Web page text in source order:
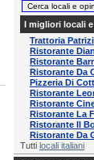
I migliori locali
Trattoria
Ristorante
Ristorante
Ristorante Da
Pizzeria Di
Ristorante
Ristorante
Ristorante La
Ristorante Il
Ristorante Da
Tutti locali italiani